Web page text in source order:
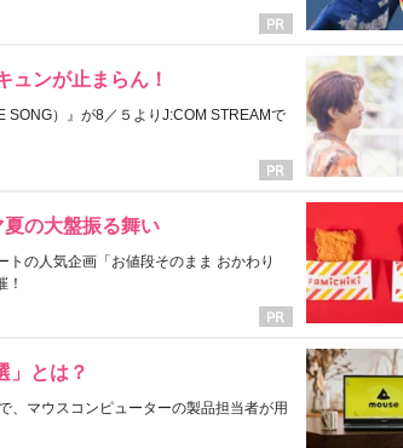
ュンが止まらん！
SONG）』が8／５よりJ:COM STREAMで
の大盤振る舞い
の人気企画「お値段そのまま おかわり
！
」とは？
、マウスコンピューターの製品担当者が用